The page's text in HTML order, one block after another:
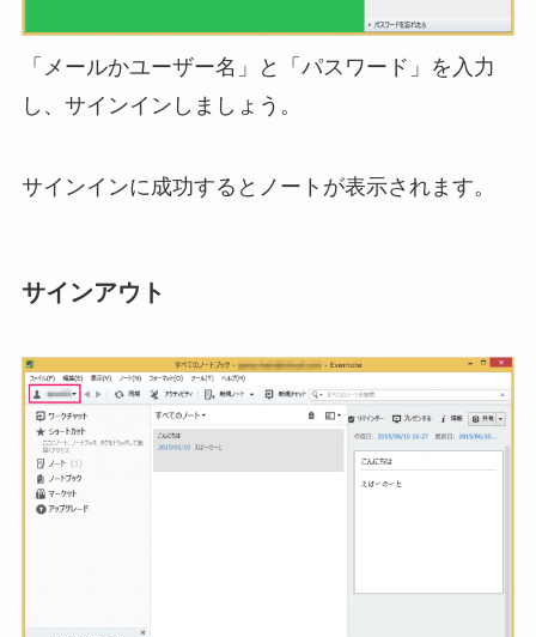
「メールかユーザー名」と「パスワード」を入力
し、サインインしましょう。
サインインに成功するとノートが表示されます。
サインアウト